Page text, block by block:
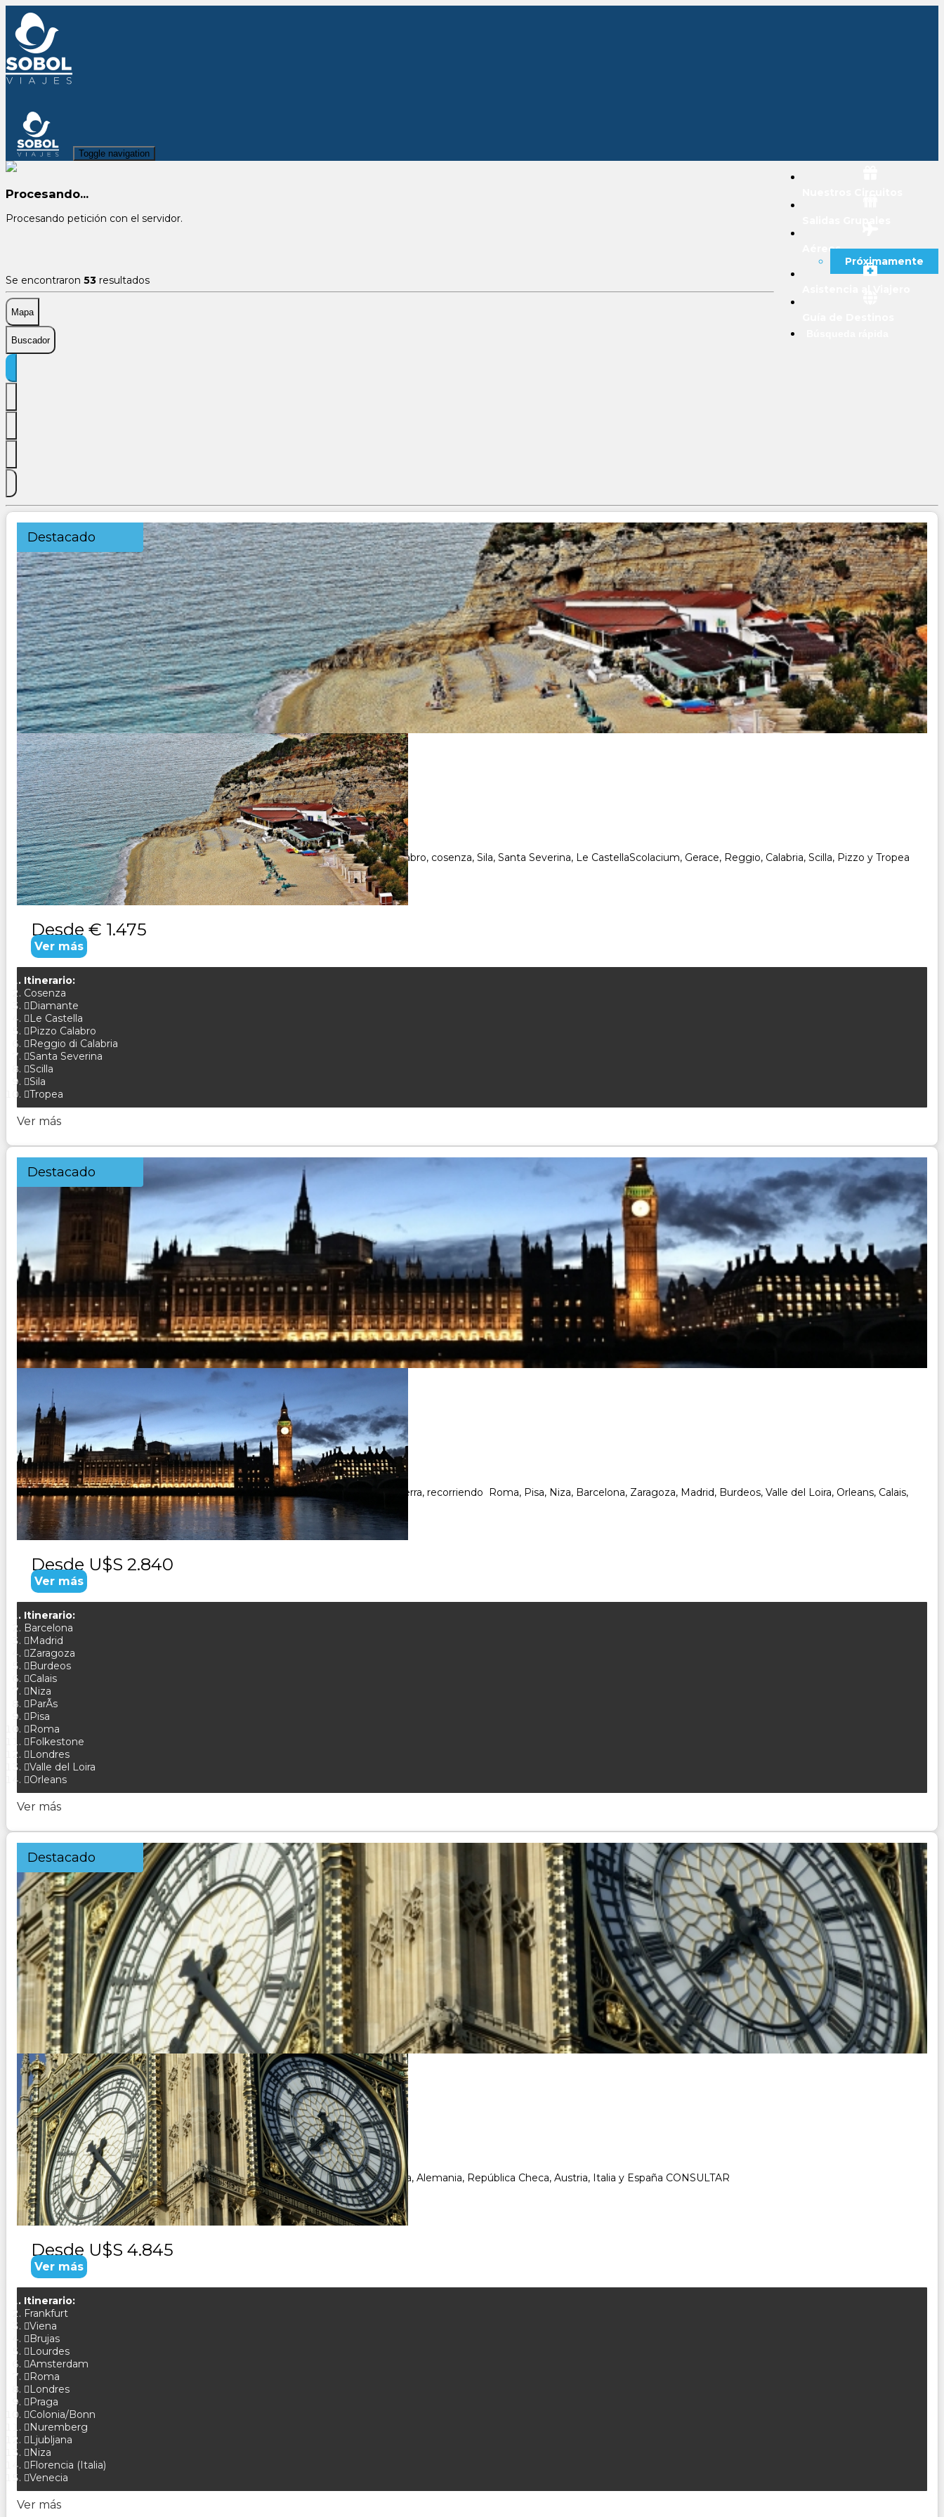
Toggle navigation
Aéreos
Próximamente
Procesando...
Procesando petición con el servidor.
Se encontraron 53 resultados
Mapa
Buscador
Destacado
CIRCUITO DE CALABRIA
Duración:
8Días 7Noches
Paquete Turistico de 8 dias 7 noches Visitando: Diamante, Paola, Morano, Calabro, cosenza, Sila, Santa Severina, Le CastellaScolacium, Gerace, Reggio, Calabria, Scilla, Pizzo y Tropea
Desde € 1.475
Ver más
Itinerario:
Cosenza
Diamante
Le Castella
Pizzo Calabro
Reggio di Calabria
Santa Severina
Scilla
Sila
Tropea
Ver más
Destacado
CULTURAS DE EUROPA
Duración:
19Días 17Noches
Paquete Turistico de 19 dias 17 noches Visitando Italia, España, Francia, Inglaterra, recorriendo Roma, Pisa, Niza, Barcelona, Zaragoza, Madrid, Burdeos, Valle del Loira, Orleans, Calais,
Dover, Folkestone, Eurotunel, Paris CONSULTAR
Desde U$S 2.840
Ver más
Itinerario:
Barcelona
Madrid
Zaragoza
Burdeos
Calais
Niza
ParÃ­s
Pisa
Roma
Folkestone
Londres
Valle del Loira
Orleans
Ver más
Destacado
CULTURAS DE EUROPA
Duración:
24Días 22Noches
Paquete Turistico de 24 dias y 22 noches Visitando Inglaterra, Belgica, Holanda, Alemania, República Checa, Austria, Italia y España CONSULTAR
Desde U$S 4.845
Ver más
Itinerario:
Frankfurt
Viena
Brujas
Lourdes
Amsterdam
Roma
Londres
Praga
Colonia/Bonn
Nuremberg
Ljubljana
Niza
Florencia (Italia)
Venecia
Ver más